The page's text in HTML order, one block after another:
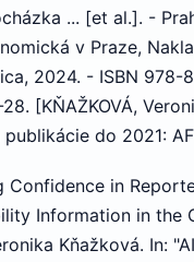
... [et al.]. -
v Praze,
2024. - ISBN
[KŇAŽKOVÁ,
publikácie do 2021:
Confidence in
Information in the
Kňažková. In: